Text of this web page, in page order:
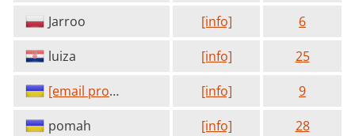
Jarroo
[info]
6
luiza
[info]
25
[email protected]
[info]
9
pomah
[info] 28